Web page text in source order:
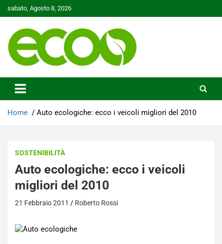
to
sabato, Agosto 8, 2026
Ecoo.it
Home Auto ecologiche: ecco i veicoli migliori del 2010
SOSTENIBILITÀ
Auto ecologiche: ecco i veicoli
migliori del 2010
21 Febbraio 2011 Roberto Rossi